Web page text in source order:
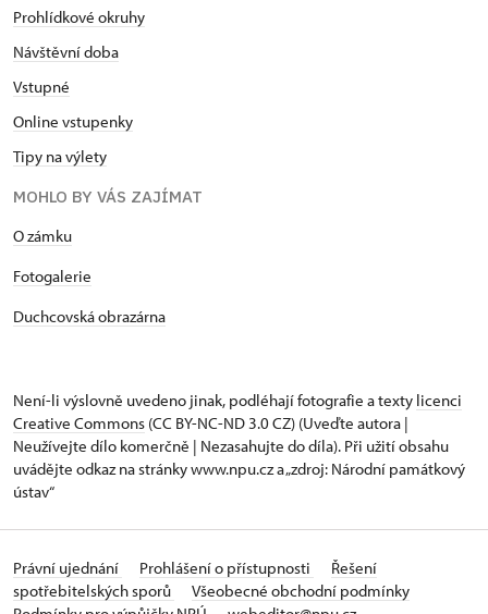
Prohlídkové okruhy
Návštěvní doba
Vstupné
Online vstupenky
Tipy na výlety
MOHLO BY VÁS ZAJÍMAT
O zámku
Fotogalerie
Duchcovská obrazárna
Není-li výslovně uvedeno jinak, podléhají fotografie a texty licenci
Creative Commons (CC BY-NC-ND 3.0 CZ) (Uveďte autora |
Neužívejte dílo komerčně | Nezasahujte do díla). Při užití obsahu
uvádějte odkaz na stránky www.npu.cz a „zdroj: Národní památkový
ústav“
Právní ujednání Prohlášení o přístupnosti
Řešení
spotřebitelských sporů
Všeobecné obchodní podmínky